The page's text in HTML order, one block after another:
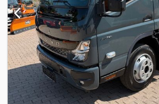
Prima immatricolazione: 12/2021 *
Potenza: 175 CV / Euro 6 *
totale: 7.490 kg * Peso a vuoto, come
circolazione: 3.555 kg * Carico utile:
trasporto locale / 3 posti * Colore:
205/75 R17,5 * Sospensioni: a balestre *
Cassone ribaltabile a rulli Unsinn SH 5/
* Capacità di sollevamento: 5.000 kg *